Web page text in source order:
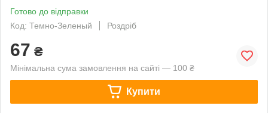
Готово до відправки
Код: Темно-Зеленый
Роздріб
67 ₴
Мінімальна сума замовлення на сайті — 100 ₴
Купити